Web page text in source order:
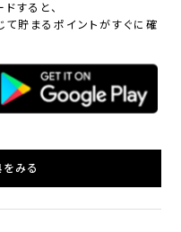
すると、
貯まるポイントがすぐに確
みる